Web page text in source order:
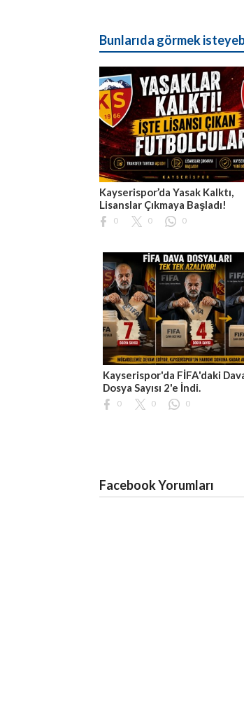
Bunlarıda görmek
Kayserispor’da Yasak Kalktı,
Lisanslar Çıkmaya Başladı!
0 0 0
Kayserispor'da FİFA'daki
Dosya Sayısı 2'e İndi.
0 0 0
Facebook Yorumları